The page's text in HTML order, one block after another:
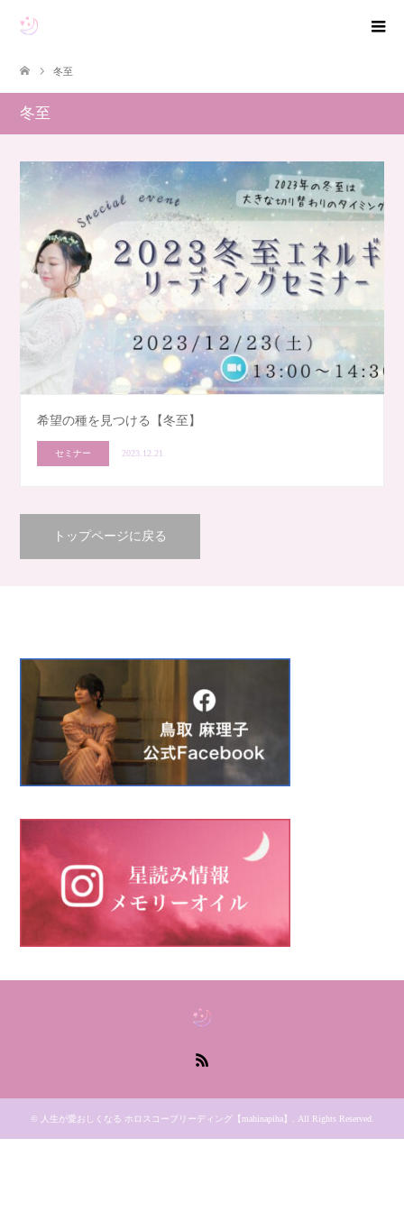
冬至
冬至
希望の種を見つける【冬至】
セミナー 2023.12.21
トップページに戻る
© 人生が愛おしくなる ホロスコープリーディング【mahinapiha】 . All Rights Reserved.